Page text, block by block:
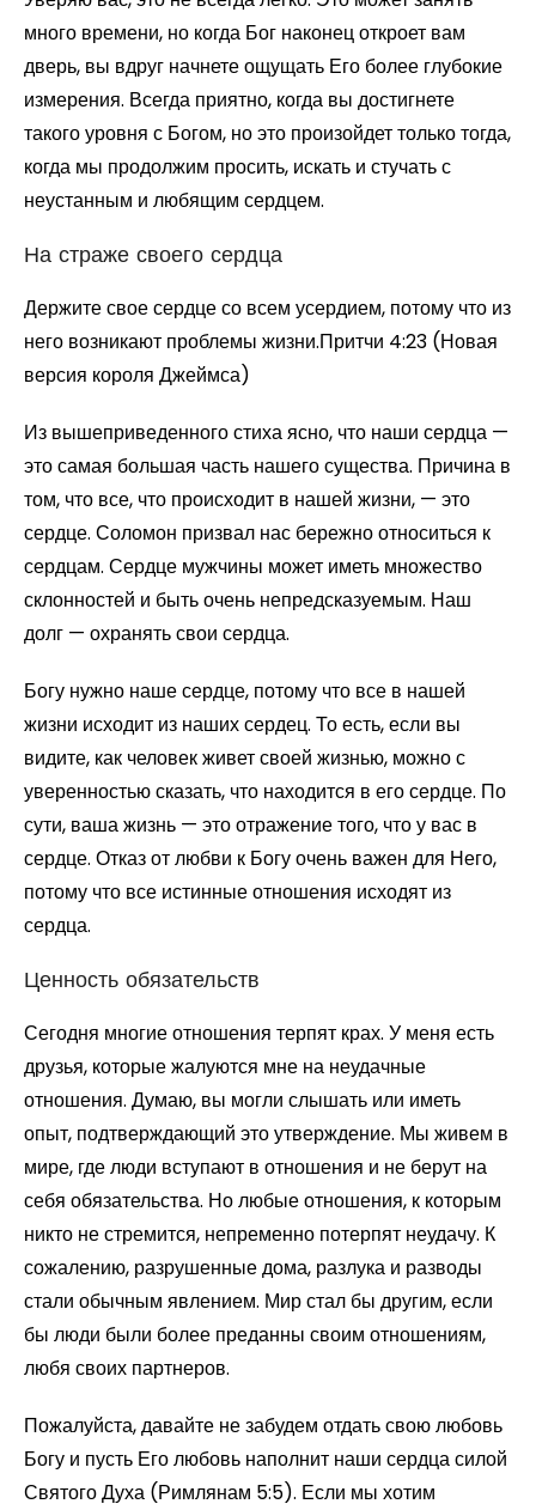
много времени, но когда Бог наконец откроет вам
дверь, вы вдруг начнете ощущать Его более глубокие
измерения. Всегда приятно, когда вы достигнете
такого уровня с Богом, но это произойдет только тогда,
когда мы продолжим просить, искать и стучать с
неустанным и любящим сердцем.
На страже своего сердца
Держите свое сердце со всем усердием, потому что из
него возникают проблемы жизни.Притчи 4:23 (Новая
версия короля Джеймса)
Из вышеприведенного стиха ясно, что наши сердца —
это самая большая часть нашего существа. Причина в
том, что все, что происходит в нашей жизни, — это
сердце. Соломон призвал нас бережно относиться к
сердцам. Сердце мужчины может иметь множество
склонностей и быть очень непредсказуемым. Наш
долг — охранять свои сердца.
Богу нужно наше сердце, потому что все в нашей
жизни исходит из наших сердец. То есть, если вы
видите, как человек живет своей жизнью, можно с
уверенностью сказать, что находится в его сердце. По
сути, ваша жизнь — это отражение того, что у вас в
сердце. Отказ от любви к Богу очень важен для Него,
потому что все истинные отношения исходят из
сердца.
Ценность обязательств
Сегодня многие отношения терпят крах. У меня есть
друзья, которые жалуются мне на неудачные
отношения. Думаю, вы могли слышать или иметь
опыт, подтверждающий это утверждение. Мы живем в
мире, где люди вступают в отношения и не берут на
себя обязательства. Но любые отношения, к которым
никто не стремится, непременно потерпят неудачу. К
сожалению, разрушенные дома, разлука и разводы
стали обычным явлением. Мир стал бы другим, если
бы люди были более преданны своим отношениям,
любя своих партнеров.
Пожалуйста, давайте не забудем отдать свою любовь
Богу и пусть Его любовь наполнит наши сердца силой
Святого Духа (Римлянам 5:5). Если мы хотим